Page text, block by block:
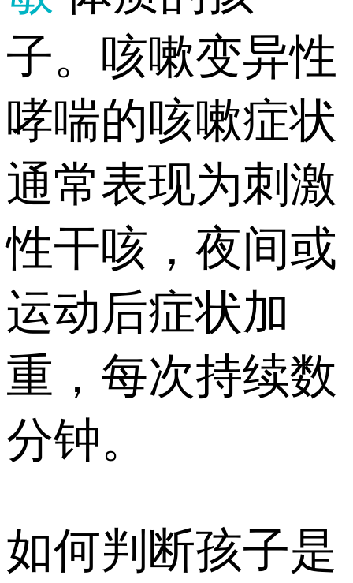
子。咳嗽变异性
哮喘的咳嗽症状
通常表现为刺激
性干咳，夜间或
运动后症状加
重，每次持续数
分钟。
如何判断孩子是